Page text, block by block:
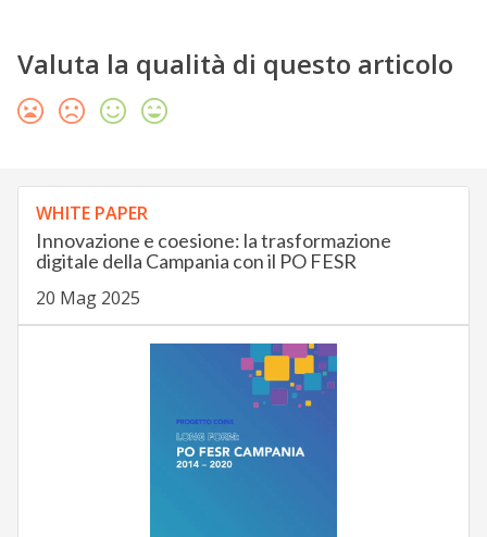
Valuta la qualità di questo articolo
WHITE PAPER
Innovazione e coesione: la trasformazione
digitale della Campania con il PO FESR
20 Mag 2025